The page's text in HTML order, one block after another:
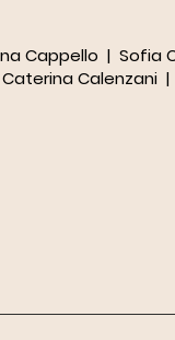
Cappello | Sofia
Calenzani |